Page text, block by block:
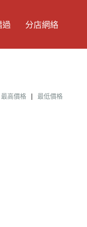
過 分店網絡
最高價格 | 最低價格